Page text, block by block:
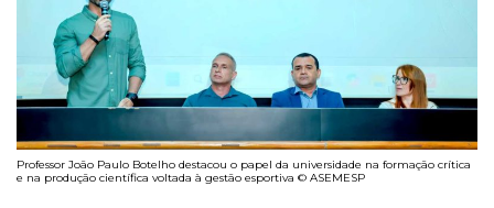
Professor João Paulo Botelho destacou o papel da universidade na formação crítica
e na produção científica voltada à gestão esportiva © ASEMESP